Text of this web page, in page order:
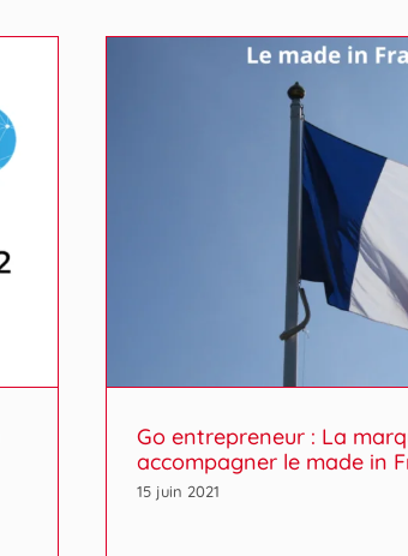
Go entrepreneur : La
accompagner le made in
15 juin 2021